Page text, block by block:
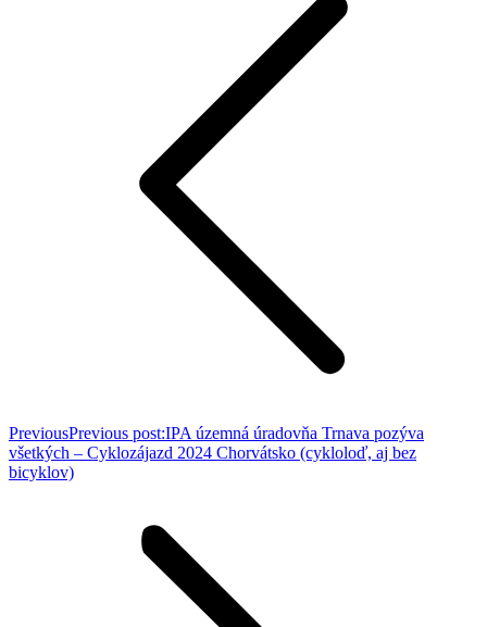
PreviousPrevious post:IPA územná úradovňa Trnava pozýva
všetkých – Cyklozájazd 2024 Chorvátsko (cykloloď, aj bez
bicyklov)